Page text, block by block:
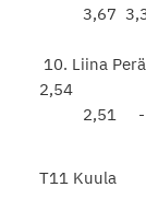
3,67
10.
2,54
2,51 -
T11 Kuula